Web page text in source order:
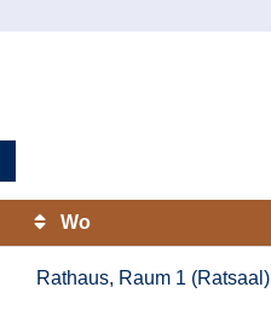
Wo
Rathaus, Raum 1 (Ratsaal)